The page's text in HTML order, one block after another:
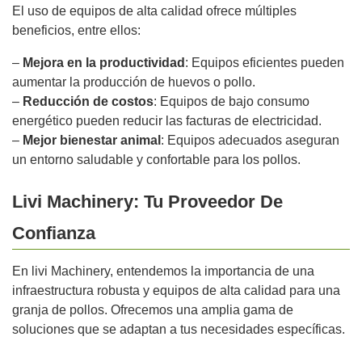
El uso de equipos de alta calidad ofrece múltiples
beneficios, entre ellos:
– Mejora en la productividad : Equipos eficientes pueden
aumentar la producción de huevos o pollo.
– Reducción de costos: Equipos de bajo consumo
energético pueden reducir las facturas de electricidad.
– Mejor bienestar animal : Equipos adecuados aseguran
un entorno saludable y confortable para los pollos.
Livi Machinery: Tu Proveedor De
Confianza
En livi Machinery, entendemos la importancia de una
infraestructura robusta y equipos de alta calidad para una
granja de pollos. Ofrecemos una amplia gama de
soluciones que se adaptan a tus necesidades específicas.